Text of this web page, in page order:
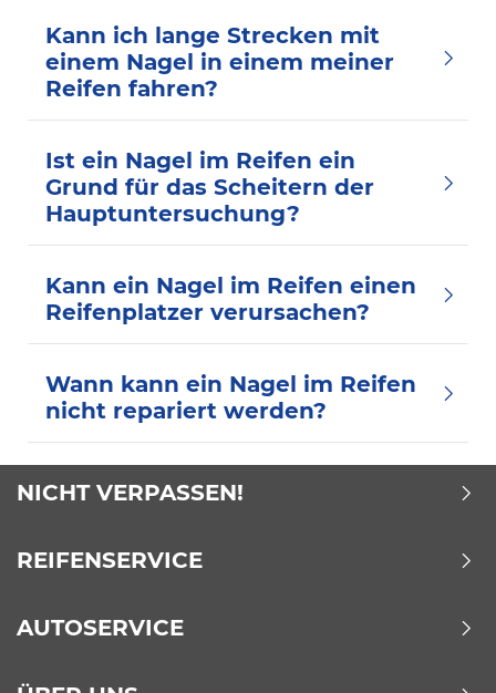
Kann ich lange Strecken mit
einem Nagel in einem meiner
Reifen fahren?
Ist ein Nagel im Reifen ein
Grund für das Scheitern der
Hauptuntersuchung?
Kann ein Nagel im Reifen einen
Reifenplatzer verursachen?
Wann kann ein Nagel im Reifen
nicht repariert werden?
NICHT VERPASSEN!
REIFENSERVICE
AUTOSERVICE